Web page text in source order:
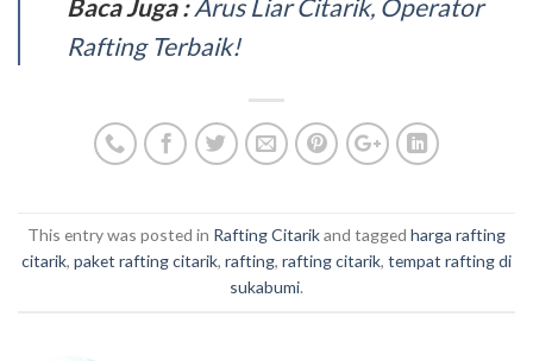
Baca Juga :Arus Liar Citarik, Operator
Rafting Terbaik!
This entry was posted in Rafting Citarikand tagged harga rafting
citarik, paket rafting citarik, rafting, rafting citarik, tempat rafting di
sukabumi.